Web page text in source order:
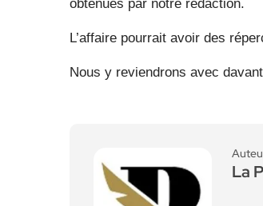
obtenues par notre rédaction.
L’affaire pourrait avoir des
Nous y reviendrons avec
La